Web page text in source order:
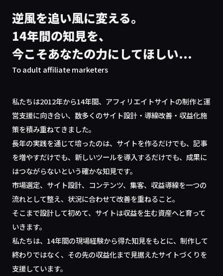
逆風を追い風に変える。
14年間の知見を、
今こそあなたの力にしてほしい...
To adult affiliate marketers
私たちは2012年から14年間、アフィリエイトサイトの制作と運
営支援に向き合い、数多くのサイト設計・導線改善・収益化施
策を積み重ねてきました。
長年の実践を通じて培ったのは、サイトを作るだけでも、記事
を増やすだけでも、新しいツールを導入するだけでも、成果に
はつながらないという確かな知見です。
市場選定、サイト設計、コンテンツ、集客、収益導線を一つの
流れとして整え、状況に合わせて改善を重ねること。
そこまで設計して初めて、サイトは収益を生む資産へと育って
いきます。
私たちは、14年間の現場経験から得た知見をもとに、制作して
終わりではなく、その先の収益化まで見据えたサイトづくりを
支援しています。